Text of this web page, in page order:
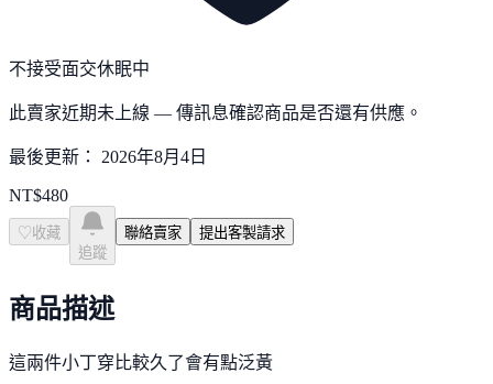
不接受面交休眠中
此賣家近期未上線 — 傳訊息確認商品是否還有供應。
最後更新： 2026年8月4日
NT$480
♡ 收藏
追蹤
聯絡賣家 提出客製請求
商品描述
這兩件小丁穿比較久了會有點泛黃